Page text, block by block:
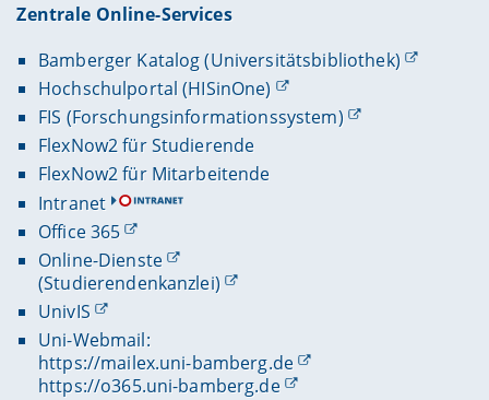
Zentrale Online-Services
Bamberger Katalog (Universitätsbibliothek)
Hochschulportal (HISinOne)
FIS (Forschungsinformationssystem)
FlexNow2 für Studierende
FlexNow2 für Mitarbeitende
Intranet
Office 365
Online-Dienste
(Studierendenkanzlei)
UnivIS
Uni-Webmail:
https://mailex.uni-bamberg.de
https://o365.uni-bamberg.de